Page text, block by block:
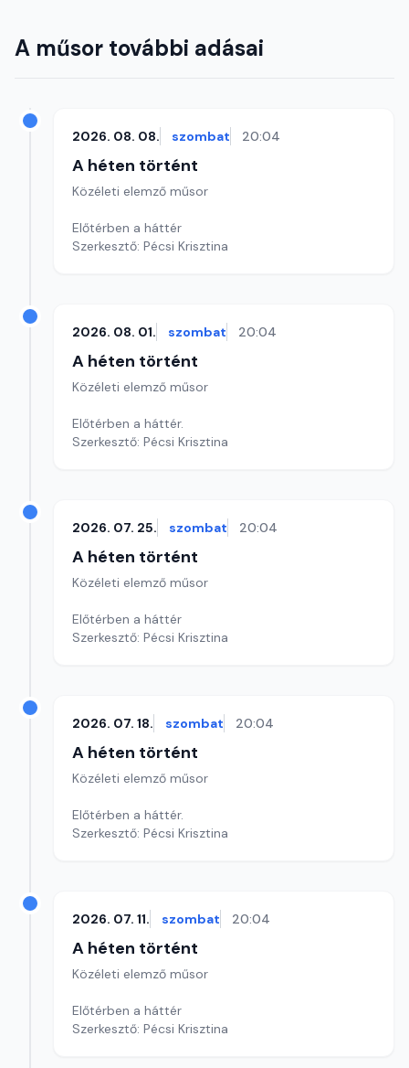
A műsor további adásai
2026. 08. 08. szombat 20:04
A héten történt
Közéleti elemző műsor
Előtérben a háttér
Szerkesztő: Pécsi Krisztina
2026. 08. 01. szombat 20:04
A héten történt
Közéleti elemző műsor
Előtérben a háttér.
Szerkesztő: Pécsi Krisztina
2026. 07. 25. szombat 20:04
A héten történt
Közéleti elemző műsor
Előtérben a háttér
Szerkesztő: Pécsi Krisztina
2026. 07. 18. szombat 20:04
A héten történt
Közéleti elemző műsor
Előtérben a háttér.
Szerkesztő: Pécsi Krisztina
2026. 07. 11. szombat 20:04
A héten történt
Közéleti elemző műsor
Előtérben a háttér
Szerkesztő: Pécsi Krisztina